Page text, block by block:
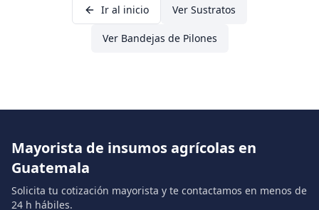
Ir al inicio Ver Sustratos
Ver Bandejas de Pilones
Mayorista de insumos agrícolas en
Guatemala
Solicita tu cotización mayorista y te contactamos en menos de
24 h hábiles.